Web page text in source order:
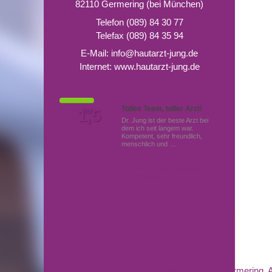
82110 Germering (bei München)
Telefon (089) 84 30 77
Telefax (089) 84 35 94
E-Mail: info@hautarzt-jung.de
Internet: www.hautarzt-jung.de
Tolles Team, toller Arzt!
Dr. Jung ist der beste Arzt bei
dem ich seit langem war.
Kompetent, sehr freundlich,
menschlich und …
Von Patienten
bewertet mit
Note
1,5